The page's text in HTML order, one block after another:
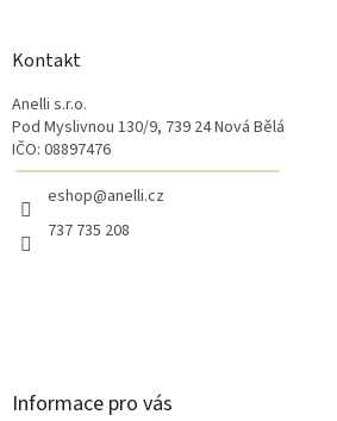
u
Kontakt
Anelli s.r.o.
Pod Myslivnou 130/9, 739 24 Nová Bělá
IČO: 08897476
eshop@anelli.cz
737 735 208
Informace pro vás